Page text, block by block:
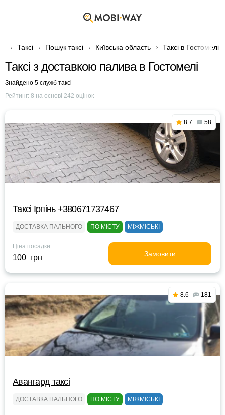
Таксі Пошук таксі Київська область Таксі в Гостомелі
Таксі з доставкою палива в Гостомелі
Знайдено 5 служб таксі
Рейтинг: 8 на основі 242 оцінок
8.7 58
Таксі Ірпінь +380671737467
ДОСТАВКА ПАЛЬНОГО ПО МІСТУ МІЖМІСЬКІ
Ціна посадки
100 грн Замовити
8.6 181
Авангард таксі
ДОСТАВКА ПАЛЬНОГО ПО МІСТУ МІЖМІСЬКІ